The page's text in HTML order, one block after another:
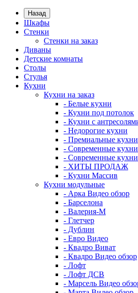
Назад
Шкафы
Стенки
Стенки на заказ
Диваны
Детские комнаты
Столы
Стулья
Кухни
Кухни на заказ
- Белые кухни
- Кухни под потолок
- Кухни с
- Недорогие кухни
- Премиальные кухни
- Современные кухни
- Современные
- ХИТЫ ПРОДАЖ
- Кухни Массив
Кухни модульные
- Арка Видео обзор
- Барселона
- Валерия-М
- Глетчер
- Дублин
- Евро Видео
- Квадро Виват
- Квадро Видео обзор
- Лофт
- Лофт ДСВ
- Марсель Видео